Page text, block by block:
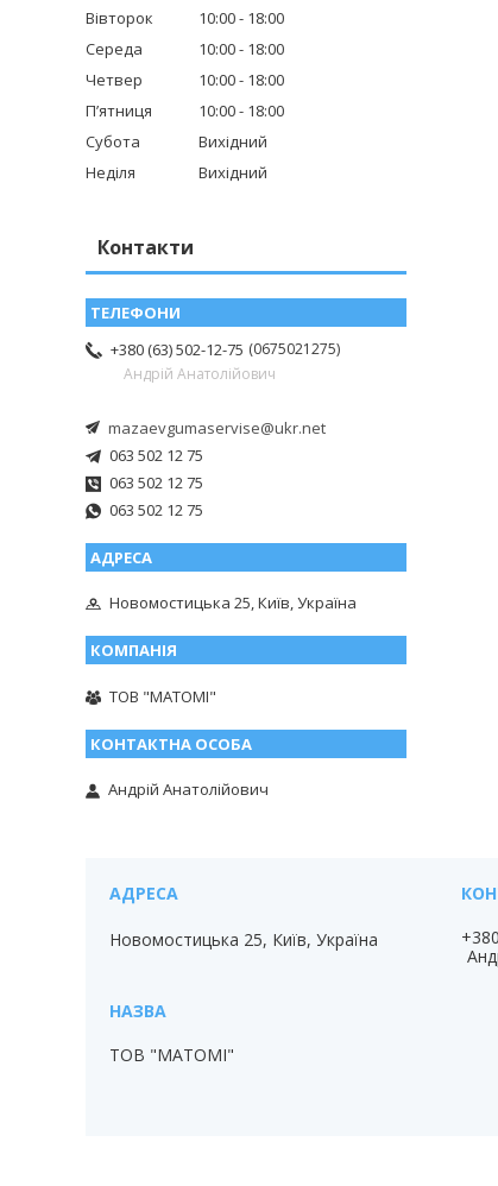
Вівторок
10:00
18:00
Середа
10:00
18:00
Четвер
10:00
18:00
Пʼятниця
10:00
18:00
Субота
Вихідний
Неділя
Вихідний
Контакти
+380 (63) 502-12-75 0675021275
Андрій Анатолійович
mazaevgumaservise@ukr.net
063 502 12 75
063 502 12 75
063 502 12 75
Новомостицька 25, Київ, Україна
ТОВ "МАТОМІ"
Андрій Анатолійович
Новомостицька 25, Київ, Україна
ТОВ "МАТОМІ"